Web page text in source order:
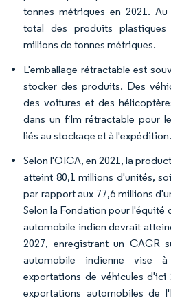
tonnes métriques en 2021.
total des produits
millions de tonnes métriques.
L'emballage rétractable est
stocker des produits. Des
des voitures et des
dans un film rétractable pour
liés au stockage et à l'expédition.
Selon l'OICA, en 2021, la
atteint 80,1 millions d'unités,
par rapport aux 77,6 millions
Selon la Fondation pour l'équité
automobile indien devrait
2027, enregistrant un CAGR
automobile indienne vise
exportations de véhicules d'ici
exportations automobiles de